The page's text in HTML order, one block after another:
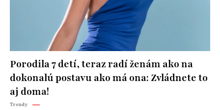
Porodila 7 detí, teraz radí ženám ako na
dokonalú postavu ako má ona: Zvládnete to
aj doma!
Trendy